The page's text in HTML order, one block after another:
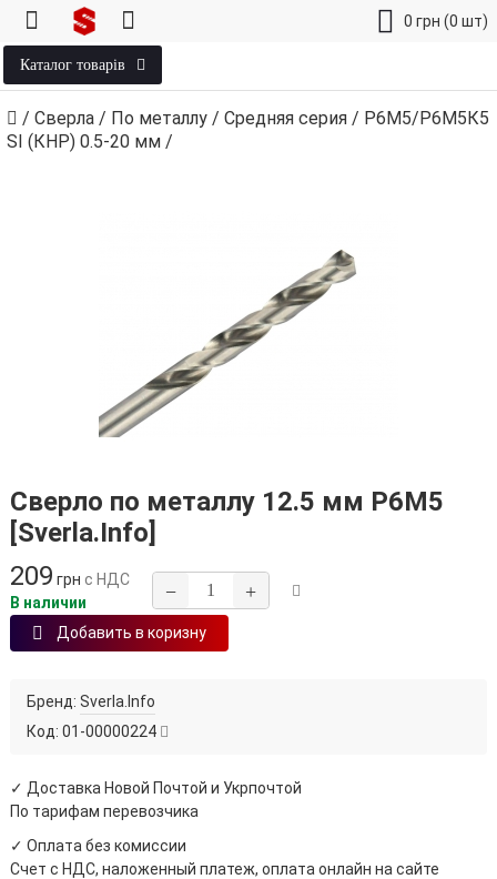
0 грн (0 шт)
Каталог товарів
/ Сверла / По металлу / Средняя серия / Р6М5/Р6М5К5
SI (КНР) 0.5‑20 мм /
Сверло по металлу 12.5 мм Р6М5
[Sverla.Info]
209 грн с НДС
В наличии
− +
Добавить в коризну
Бренд: Sverla.Info
Код: 01-00000224
✓ Доставка Новой Почтой и Укрпочтой
По тарифам перевозчика
✓ Оплата без комиссии
Счет с НДС, наложенный платеж, оплата онлайн на сайте